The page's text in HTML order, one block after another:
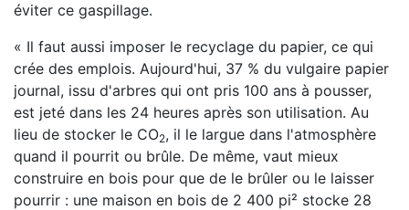
éviter ce gaspillage.
« Il faut aussi imposer le recyclage du papier, ce qui
crée des emplois. Aujourd'hui, 37 % du vulgaire papier
journal, issu d'arbres qui ont pris 100 ans à pousser,
est jeté dans les 24 heures après son utilisation. Au
lieu de stocker le CO2, il le largue dans l'atmosphère
quand il pourrit ou brûle. De même, vaut mieux
construire en bois pour que de le brûler ou le laisser
pourrir : une maison en bois de 2 400 pi² stocke 28